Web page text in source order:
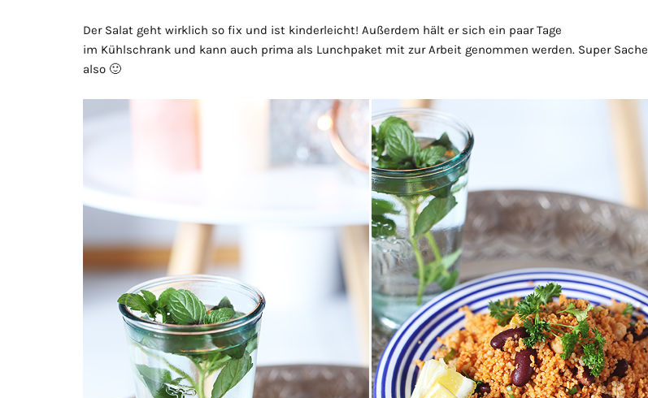
Der Salat geht wirklich so fix und ist kinderleicht! Außerdem hält er sich ein paar Tage
im Kühlschrank und kann auch prima als Lunchpaket mit zur Arbeit genommen werden. Super Sache
also 🙂